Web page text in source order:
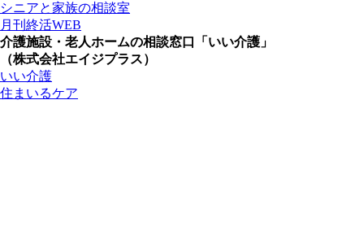
シニアと家族の相談室
月刊終活WEB
介護施設・老人ホームの相談窓口「いい介護」
（株式会社エイジプラス）
いい介護
住まいるケア